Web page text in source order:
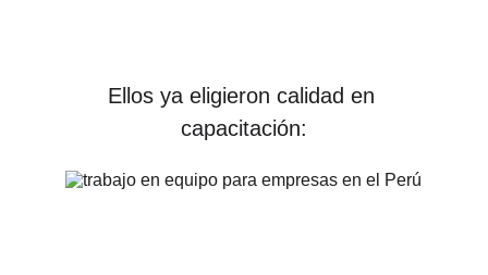
Ellos ya eligieron calidad en
capacitación: